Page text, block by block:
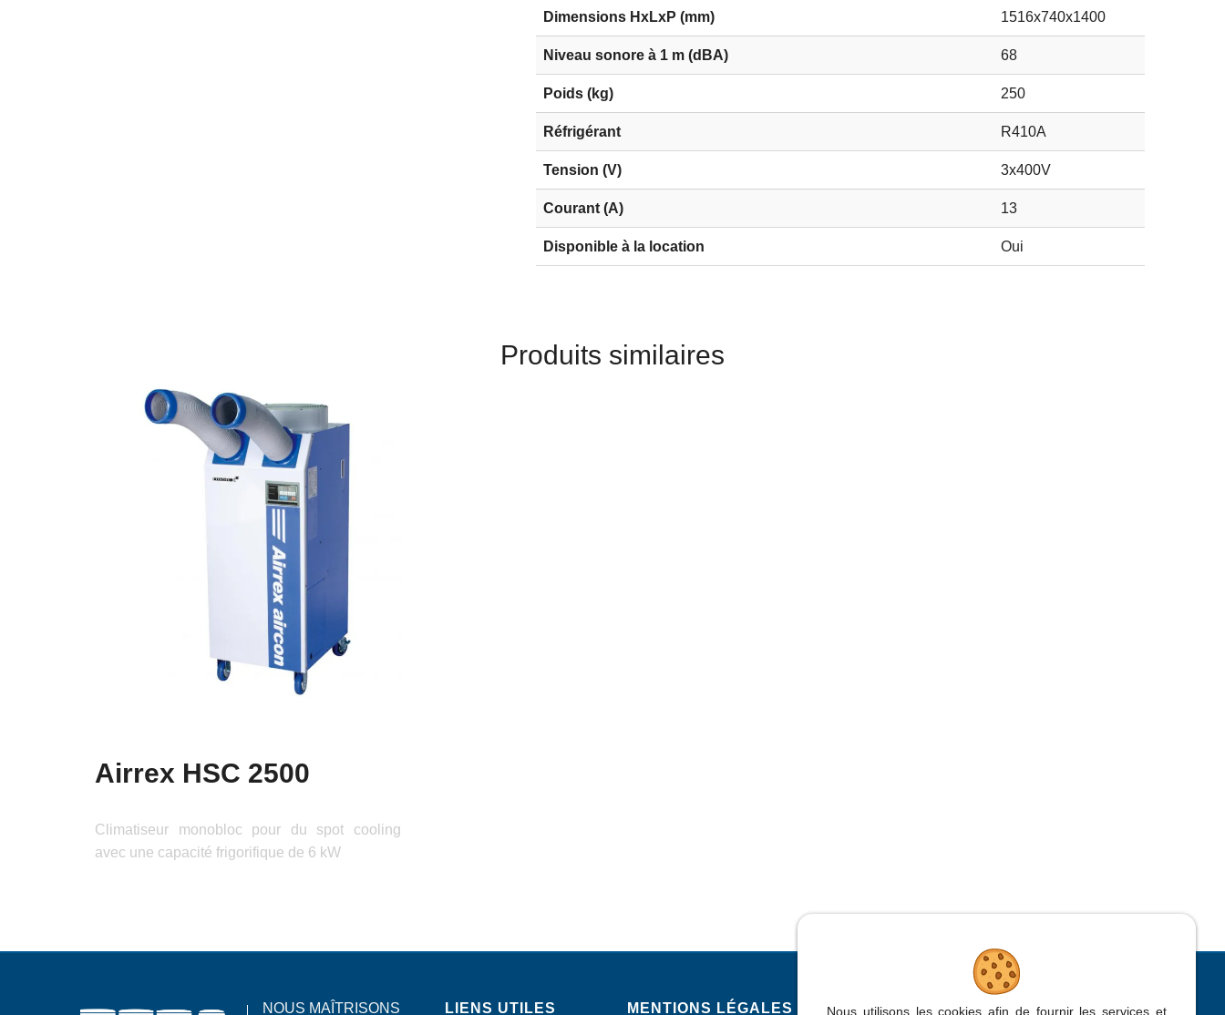
Nous utilisons les cookies afin de fournir les services et
Dimensions HxLxP (mm) 1516x740x1400
Niveau sonore à 1 m (dBA) 68
Poids (kg) 250
Réfrigérant R410A
Tension (V) 3x400V
Courant (A) 13
Disponible à la location Oui
Produits similaires
Airrex HSC 2500
Climatiseur monobloc pour du spot cooling
avec une capacité frigorifique de 6 kW
NOUS MAÎTRISONS LIENS UTILES MENTIONS LÉGALES CONTACTEZ-NOUS